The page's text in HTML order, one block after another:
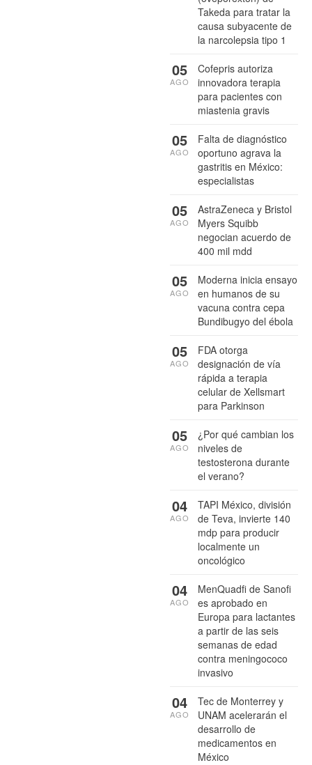
Takeda para tratar la
causa subyacente de
la narcolepsia tipo 1
Cofepris autoriza
innovadora terapia
para pacientes con
miastenia gravis
05
AGO
Falta de diagnóstico
oportuno agrava la
gastritis en México:
especialistas
05
AGO
AstraZeneca y Bristol
Myers Squibb
negocian acuerdo de
400 mil mdd
05
AGO
Moderna inicia ensayo
en humanos de su
vacuna contra cepa
Bundibugyo del ébola
05
AGO
FDA otorga
designación de vía
rápida a terapia
celular de Xellsmart
para Parkinson
05
AGO
¿Por qué cambian los
niveles de
testosterona durante
el verano?
05
AGO
TAPI México, división
de Teva, invierte 140
mdp para producir
localmente un
oncológico
04
AGO
MenQuadfi de Sanofi
es aprobado en
Europa para lactantes
a partir de las seis
semanas de edad
contra meningococo
invasivo
04
AGO
Tec de Monterrey y
UNAM acelerarán el
desarrollo de
medicamentos en
México
04
AGO